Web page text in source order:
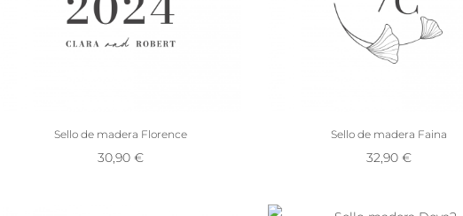
Sello de madera Florence
30,90 €
Sello de madera Faina
32,90 €